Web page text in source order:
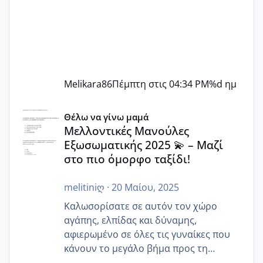
Melikara86Πέμπτη στις 04:34 PM%d ημ
Μελλοντικές Μανούλες Εξωσωματικής 2025 💫 – Μαζί
Θέλω να γίνω μαμά
Μελλοντικές Μανούλες
Εξωσωματικής 2025 💫 – Μαζί
στο πιο όμορφο ταξίδι!
melitiniღ · 20 Μαίου, 2025
Καλωσορίσατε σε αυτόν τον χώρο
αγάπης, ελπίδας και δύναμης,
αφιερωμένο σε όλες τις γυναίκες που
κάνουν το μεγάλο βήμα προς τη